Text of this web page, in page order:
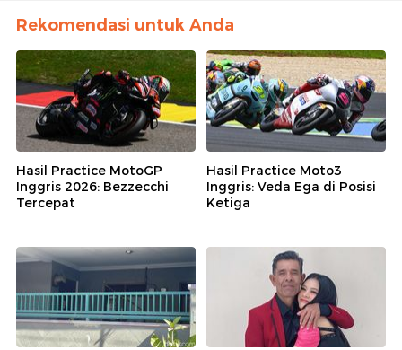
Rekomendasi untuk Anda
Hasil Practice MotoGP
Inggris 2026: Bezzecchi
Tercepat
Hasil Practice Moto3
Inggris: Veda Ega di Posisi
Ketiga